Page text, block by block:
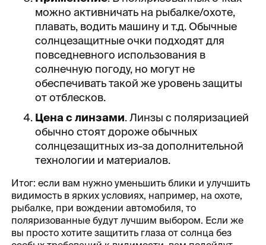
можно активничать на рыбалке/охоте,
плавать, водить машину и т.д. Обычные
солнцезащитные очки подходят для
повседневного использования в
солнечную погоду, но могут не
обеспечивать такой же уровень защиты
от отблесков.
Цена с линзами. Линзы с поляризацией
обычно стоят дороже обычных
солнцезащитных из-за дополнительной
технологии и материалов.
Итог: если вам нужно уменьшить блики и улучшить
видимость в ярких условиях, например, на охоте,
рыбалке, при вождении автомобиля, то
поляризованные будут лучшим выбором. Если же
вы просто хотите защитить глаза от солнца без